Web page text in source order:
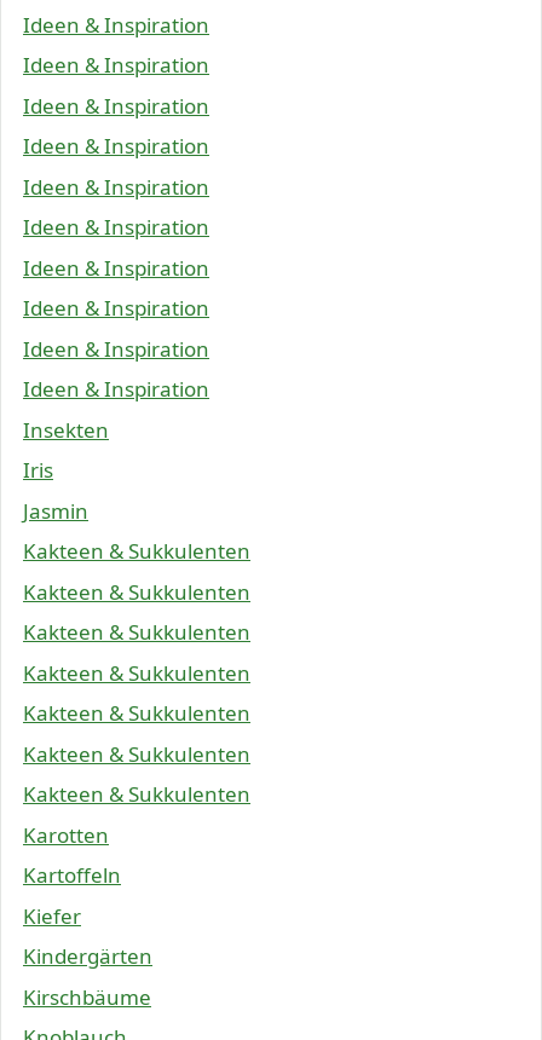
Ideen & Inspiration
Ideen & Inspiration
Ideen & Inspiration
Ideen & Inspiration
Ideen & Inspiration
Ideen & Inspiration
Ideen & Inspiration
Ideen & Inspiration
Ideen & Inspiration
Ideen & Inspiration
Insekten
Iris
Jasmin
Kakteen & Sukkulenten
Kakteen & Sukkulenten
Kakteen & Sukkulenten
Kakteen & Sukkulenten
Kakteen & Sukkulenten
Kakteen & Sukkulenten
Kakteen & Sukkulenten
Karotten
Kartoffeln
Kiefer
Kindergärten
Kirschbäume